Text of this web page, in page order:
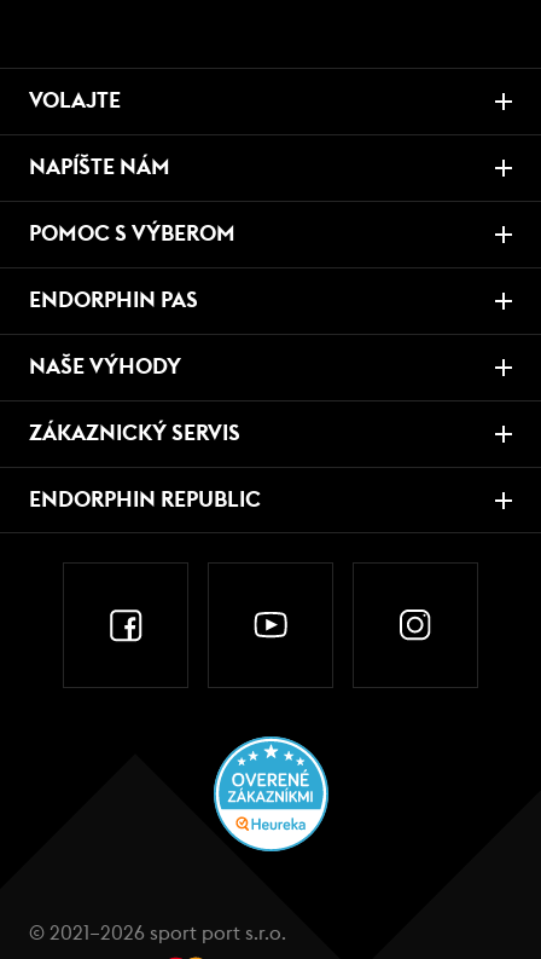
VOLAJTE
NAPÍŠTE NÁM
POMOC S VÝBEROM
ENDORPHIN PAS
NAŠE VÝHODY
ZÁKAZNICKÝ SERVIS
ENDORPHIN REPUBLIC
© 2021–2026 sport port s.r.o.